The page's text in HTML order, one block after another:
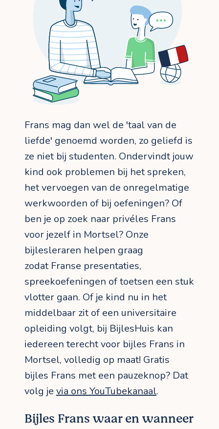
Frans mag dan wel de 'taal van de
liefde' genoemd worden, zo geliefd is
ze niet bij studenten. Ondervindt jouw
kind ook problemen bij het spreken,
het vervoegen van de onregelmatige
werkwoorden of bij oefeningen? Of
ben je op zoek naar privéles Frans
voor jezelf in Mortsel? Onze
bijlesleraren helpen graag
zodat Franse presentaties,
spreekoefeningen of toetsen een stuk
vlotter gaan. Of je kind nu in het
middelbaar zit of een universitaire
opleiding volgt, bij BijlesHuis kan
iedereen terecht voor bijles Frans in
Mortsel, volledig op maat! Gratis
bijles Frans met een pauzeknop? Dat
volg je via ons YouTubekanaal.
Bijles Frans waar en wanneer